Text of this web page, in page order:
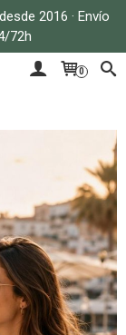
2016 · Envío
72h
0